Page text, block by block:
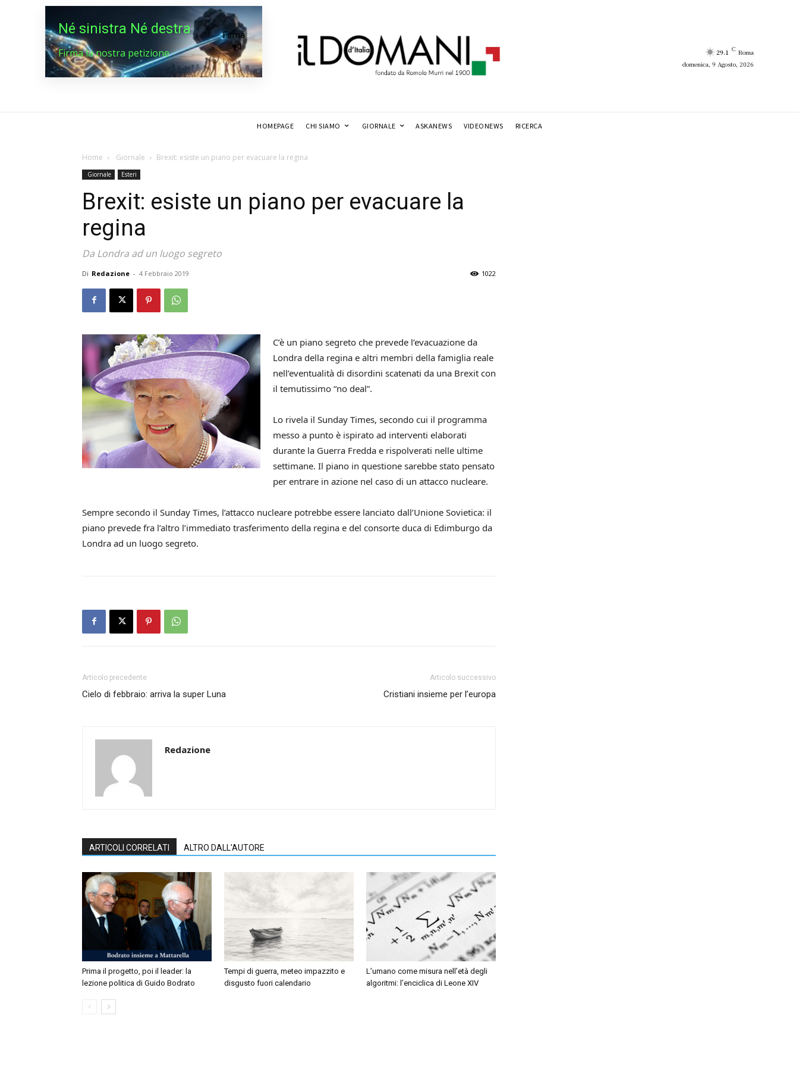
Né sinistra Né destra
Firma la nostra petizione
Firma
29.1 C Roma
domenica, 9 Agosto, 2026
HOMEPAGE CHI SIAMO GIORNALE ASKANEWS VIDEONEWS RICERCA
Home Giornale Brexit: esiste un piano per evacuare la regina
Giornale Esteri
Brexit: esiste un piano per evacuare la
regina
Da Londra ad un luogo segreto
Di Redazione - 4 Febbraio 2019 1022
C’è un piano segreto che prevede l’evacuazione da
Londra della regina e altri membri della famiglia reale
nell’eventualità di disordini scatenati da una Brexit con
il temutissimo “no deal”.
Lo rivela il Sunday Times, secondo cui il programma
messo a punto è ispirato ad interventi elaborati
durante la Guerra Fredda e rispolverati nelle ultime
settimane. Il piano in questione sarebbe stato pensato
per entrare in azione nel caso di un attacco nucleare.
Sempre secondo il Sunday Times, l’attacco nucleare potrebbe essere lanciato dall’Unione Sovietica: il
piano prevede fra l’altro l’immediato trasferimento della regina e del consorte duca di Edimburgo da
Londra ad un luogo segreto.
Articolo precedente
Cielo di febbraio: arriva la super Luna
Articolo successivo
Cristiani insieme per l’europa
Redazione
ARTICOLI CORRELATI ALTRO DALL'AUTORE
Prima il progetto, poi il leader: la
lezione politica di Guido Bodrato
Tempi di guerra, meteo impazzito e
disgusto fuori calendario
L’umano come misura nell’età degli
algoritmi: l’enciclica di Leone XIV